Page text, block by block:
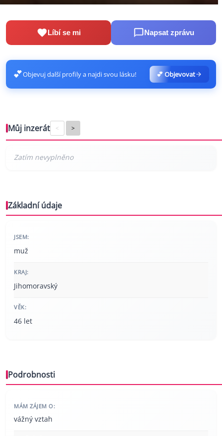
Líbí se mi Napsat zprávu
💕Objevuj další profily a najdi svou lásku! 💕 Objevovat
Můj inzerát < >
Základní údaje
JSEM:
muž
KRAJ:
Jihomoravský
VĚK:
46 let
Podrobnosti
MÁM ZÁJEM O:
vážný vztah